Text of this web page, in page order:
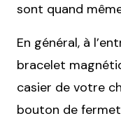
sont quand
En général, à
bracelet
casier de votre
bouton de